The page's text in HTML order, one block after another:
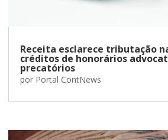
Receita esclarece tributação
créditos de honorários
precatórios
por Portal ContNews